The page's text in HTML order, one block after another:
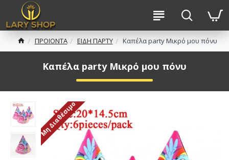
ΠΡΟΙΟΝΤΑ ΕΙΔΗ ΠΑΡΤΥ Καπέλα party Μικρό μου πόνυ
Καπέλα party Μικρό μου πόνυ
Μη Διαθέσιμο